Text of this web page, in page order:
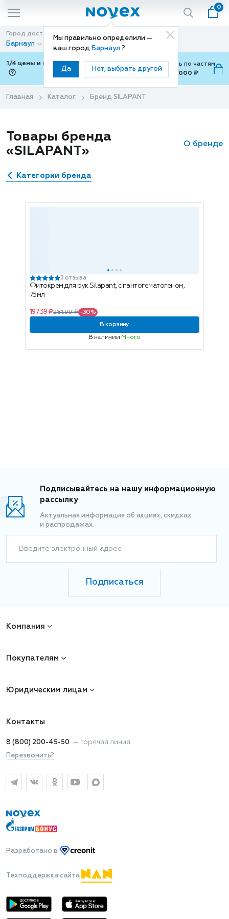
Мы правильно определили —
ваш город Барнаул ?
Да Нет, выбрать другой
0
Город доставки
Барнаул
Способ доставки
Доставка
1/4 цены и покупки ваши с Подели
Можно оплатить по частям
от 700 ₽ до 15,000 ₽
Главная Каталог Бренд SILAPANT
Товары бренда
«SILAPANT»
О бренде
Категории бренда
3 отзыва
Фитокрем для рук Silapant, с пантогематогеном,
75мл
197.39 ₽281.99 ₽ -30%
В корзину
В наличии Много
Подписывайтесь на нашу информационную
рассылку
Актуальная информация об акциях, скидках
и распродажах.
Введите электронный адрес
Подписаться
Компания
Покупателям
Юридическим лицам
Контакты
8 (800) 200-45-50 — горячая линия
Перезвонить?
Разработано в
Техподдержка сайта